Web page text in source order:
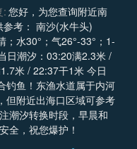
: 您好，为您查询附近南
(水牛头)
水30°；气26°-33°；1-
日潮汐：03:20满2.3米 /
/ 22:37干1米 今日
钓鱼！东渔水道属于内河
但附近出海口区域可参考
潮汐转换时段，早晨和
全，祝您爆护！